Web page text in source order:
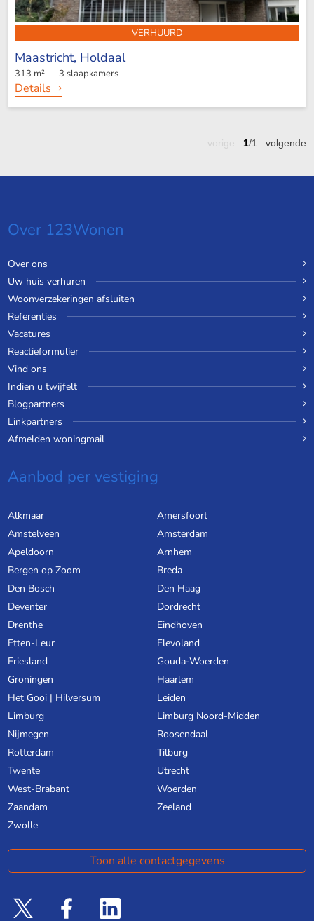
VERHUURD
Maastricht, Holdaal
313 m² - 3 slaapkamers
Details
1/1volgende
Over 123Wonen
Over ons
Uw huis verhuren
Woonverzekeringen afsluiten
Referenties
Vacatures
Reactieformulier
Vind ons
Indien u twijfelt
Blogpartners
Linkpartners
Afmelden woningmail
Aanbod per vestiging
Alkmaar
Amersfoort
Amstelveen
Amsterdam
Apeldoorn
Arnhem
Bergen op Zoom
Breda
Den Bosch
Den Haag
Deventer
Dordrecht
Drenthe
Eindhoven
Etten-Leur
Flevoland
Friesland
Gouda-Woerden
Groningen
Haarlem
Het Gooi | Hilversum
Leiden
Limburg
Limburg Noord-Midden
Nijmegen
Roosendaal
Rotterdam
Tilburg
Twente
Utrecht
West-Brabant
Woerden
Zaandam
Zeeland
Zwolle
Toon alle contactgegevens